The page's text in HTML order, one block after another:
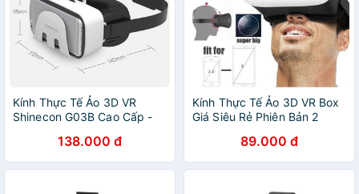
Kính Thực Tế Ảo 3D VR
Shinecon G03B Cao Cấp -
138.000 đ
Kính Thực Tế Ảo 3D VR Box
Giá Siêu Rẻ Phiên Bản 2
89.000 đ